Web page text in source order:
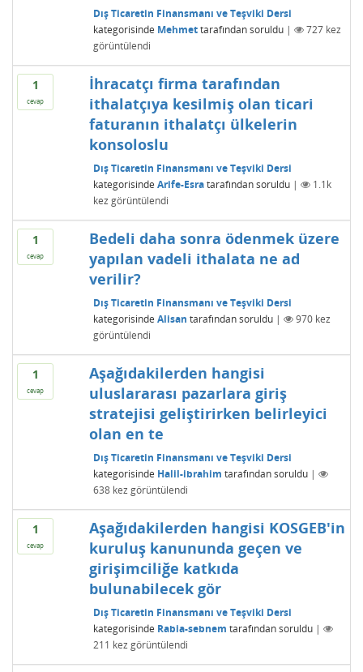
Dış Ticaretin Finansmanı ve Teşviki Dersi
kategorisinde Mehmet tarafından soruldu | 727kez
görüntülendi
1
cevap
İhracatçı firma tarafından
ithalatçıya kesilmiş olan ticari
faturanın ithalatçı ülkelerin
konsoloslu
Dış Ticaretin Finansmanı ve Teşviki Dersi
kategorisinde Arife-Esra tarafından soruldu |
1.1k
kez görüntülendi
1
cevap
Bedeli daha sonra ödenmek üzere
yapılan vadeli ithalata ne ad
verilir?
Dış Ticaretin Finansmanı ve Teşviki Dersi
kategorisinde Alisan tarafından soruldu | 970kez
görüntülendi
1
cevap
Aşağıdakilerden hangisi
uluslararası pazarlara giriş
stratejisi geliştirirken belirleyici
olan en te
Dış Ticaretin Finansmanı ve Teşviki Dersi
kategorisinde Halil-ibrahim tarafından soruldu |
638kez görüntülendi
1
cevap
Aşağıdakilerden hangisi KOSGEB'in
kuruluş kanununda geçen ve
girişimciliğe katkıda
bulunabilecek gör
Dış Ticaretin Finansmanı ve Teşviki Dersi
kategorisinde Rabia-sebnem tarafından soruldu |
211 kez görüntülendi